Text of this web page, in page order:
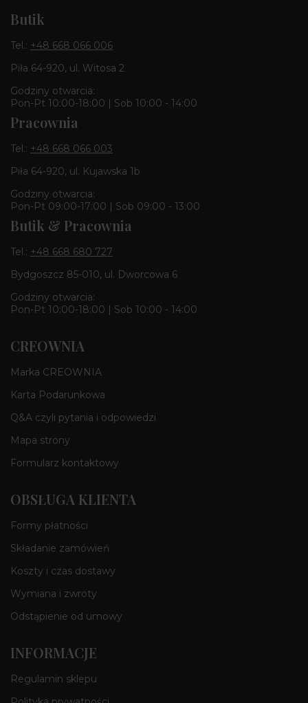
Butik
Tel.: +48 668 066 006
Piła 64-920, ul. Witosa 2
Godziny otwarcia:
Pon-Pt 10:00-18:00 | Sob 10:00 - 14:00
Pracownia
Tel.: +48 668 066 003
Piła 64-920, ul. Kujawska 1b
Godziny otwarcia:
Pon-Pt 09:00-17:00 | Sob 09:00 - 13:00
Butik & Pracownia
Tel.: +48 668 680 727
Bydgoszcz 85-010, ul. Dworcowa 6
Godziny otwarcia:
Pon-Pt 10:00-18:00 | Sob 10:00 - 14:00
CREOWNIA
Marka CREOWNIA
Karta Podarunkowa
Q&A czyli pytania i odpowiedzi
Mapa strony
Formularz kontaktowy
OBSŁUGA KLIENTA
Formy płatności
Składanie zamówień
Koszty i czas dostawy
Wymiana i zwroty
Odstąpienie od umowy
INFORMACJE
Regulamin sklepu